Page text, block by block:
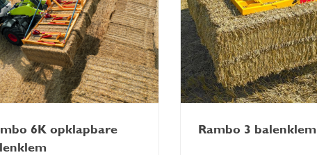
6K opklapbare
Rambo 3 balenklem